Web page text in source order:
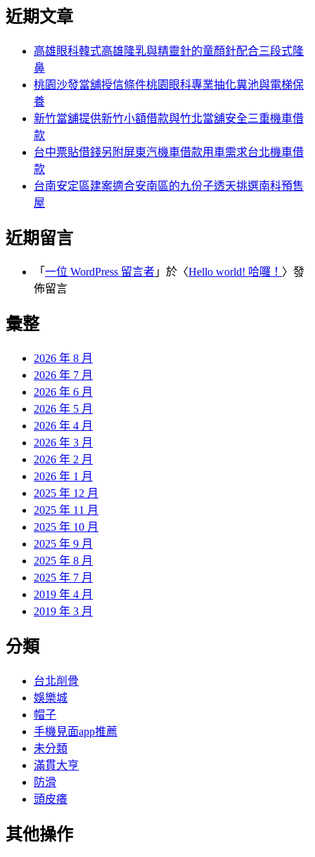
近期文章
高雄眼科韓式高雄隆乳與精靈針的童顏針配合三段式隆
鼻
桃園沙發當舖授信條件桃園眼科專業抽化糞池與電梯保
養
新竹當舖提供新竹小額借款與竹北當舖安全三重機車借
款
台中票貼借錢另附屏東汽機車借款用車需求台北機車借
款
台南安定區建案適合安南區的九份子透天挑選南科預售
屋
近期留言
「 一位 WordPress 留言者 」於〈Hello world! 哈囉！ 〉發
佈留言
彙整
2026 年 8 月
2026 年 7 月
2026 年 6 月
2026 年 5 月
2026 年 4 月
2026 年 3 月
2026 年 2 月
2026 年 1 月
2025 年 12 月
2025 年 11 月
2025 年 10 月
2025 年 9 月
2025 年 8 月
2025 年 7 月
2019 年 4 月
2019 年 3 月
分類
台北削骨
娛樂城
帽子
手機見面app推薦
未分類
滿貫大亨
防滑
頭皮癢
其他操作